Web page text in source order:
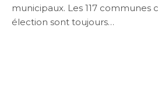
municipaux. Les 117 communes
élection sont toujours…